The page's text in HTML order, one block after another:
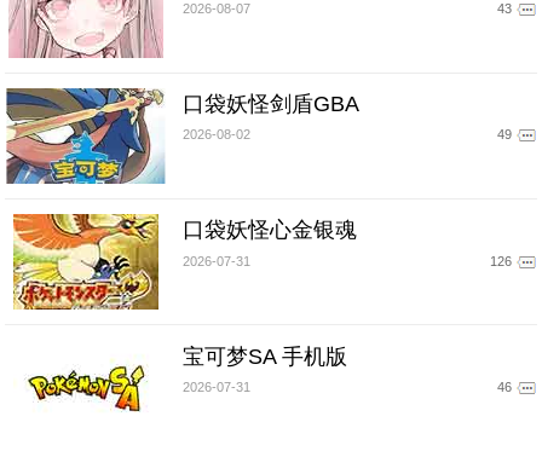
2026-08-07 43
口袋妖怪剑盾GBA
2026-08-02 49
口袋妖怪心金银魂
2026-07-31 126
宝可梦SA 手机版
2026-07-31 46